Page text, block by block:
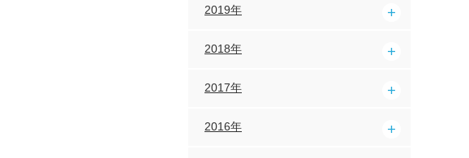
2019年
2018年
2017年
2016年